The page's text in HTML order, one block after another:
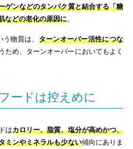
ゲンなどのタンパク質と結合する「糖
などの老化の原因に。
物質は、 ターンオーバー活性につな
ため、ターンオーバーにおいてもよく
ードは控えめに
はカロリー、脂質、塩分が高めかつ、
ミンやミネラルも少ない傾向にありま